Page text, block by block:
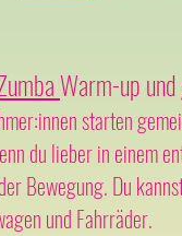
Warm-up
starten
du lieber in einem
Bewegung. Du
und Fahrräder.